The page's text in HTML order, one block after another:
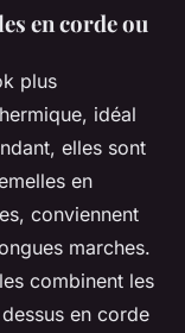
en corde ou
plus
idéal
elles sont
en
conviennent
marches.
combinent les
en corde